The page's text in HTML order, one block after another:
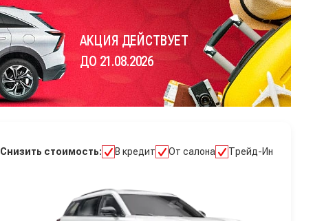
АКЦИЯ ДЕЙСТВУЕТ
ДО 21.08.2026
Снизить стоимость: В кредит От салона Трейд-Ин